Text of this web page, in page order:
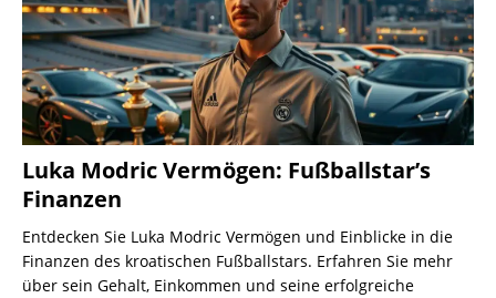
Luka Modric Vermögen: Fußballstar’s
Finanzen
Entdecken Sie Luka Modric Vermögen und Einblicke in die
Finanzen des kroatischen Fußballstars. Erfahren Sie mehr
über sein Gehalt, Einkommen und seine erfolgreiche